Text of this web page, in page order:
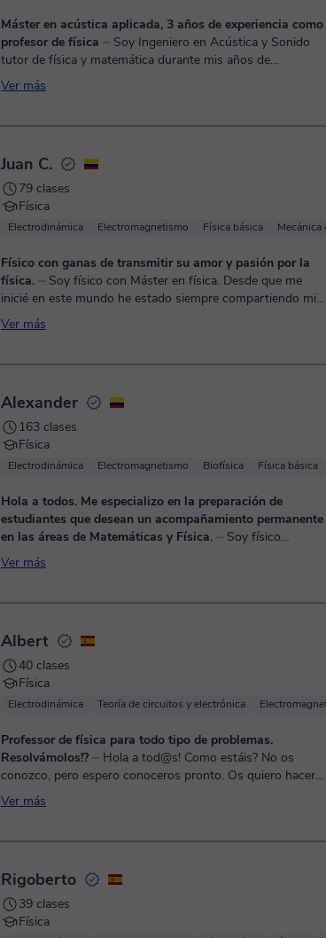
Máster en acústica aplicada, 3 años de experiencia como
profesor de física ⏤ Soy Ingeniero en Acústica y Sonido
tutor de física y matemática durante mis años de
Universidad, me gusta hablar con las personas y ayudarlas,
aveces ...
Ver más
Juan C.
79 clases
Física
Electrodinámica Electromagnetismo Física básica Mecánica
Físico con ganas de transmitir su amor y pasión por la
física. ⏤ Soy físico con Máster en física. Desde que me
inicié en este mundo he estado siempre compartiendo mi
conocimiento con los demás. Me gusta enseñar y má...
Ver más
Alexander
163 clases
Física
Electrodinámica Electromagnetismo Biofísica Física básica
Hola a todos. Me especializo en la preparación de
estudiantes que desean un acompañamiento permanente
en las áreas de Matemáticas y Física. ⏤ Soy físico
profesional (Universidad Nacional de Colombia) con más de
25 años de experiencia en docencia y tutoría universitaria.
Ver más
Albert
40 clases
Física
Electrodinámica Teoría de circuitos y electrónica
Professor de física para todo tipo de problemas.
Resolvámolos!? ⏤ Hola a tod@s! Como estáis? No os
conozco, pero espero conoceros pronto. Os quiero hacer
una pequeña presentación de quien soy ... Soy ingenierio,
so...
Ver más
Rigoberto
39 clases
Física